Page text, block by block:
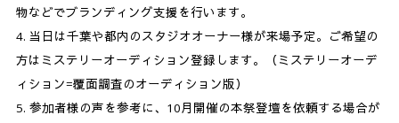
物などでブランディング支援を行います。
当日は千葉や都内のスタジオオーナー様が来場予定。ご希望の
方はミステリーオーディション登録します。（ミステリーオーデ
ィション=覆面調査のオーディション版）
参加者様の声を参考に、10月開催の本祭登壇を依頼する場合が